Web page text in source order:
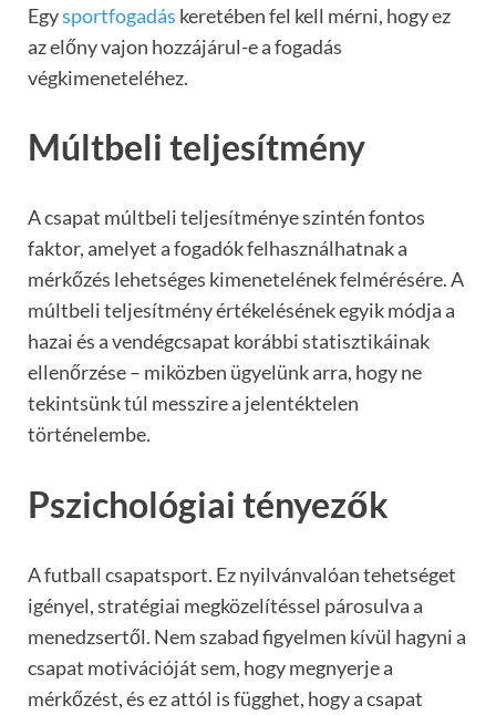
Egysportfogadás keretében fel kell mérni, hogy ez
az előny vajon hozzájárul-e a fogadás
végkimeneteléhez.
Múltbeli teljesítmény
A csapat múltbeli teljesítménye szintén fontos
faktor, amelyet a fogadók felhasználhatnak a
mérkőzés lehetséges kimenetelének felmérésére. A
múltbeli teljesítmény értékelésének egyik módja a
hazai és a vendégcsapat korábbi statisztikáinak
ellenőrzése – miközben ügyelünk arra, hogy ne
tekintsünk túl messzire a jelentéktelen
történelembe.
Pszichológiai tényezők
A futball csapatsport. Ez nyilvánvalóan tehetséget
igényel, stratégiai megközelítéssel párosulva a
menedzsertől. Nem szabad figyelmen kívül hagyni a
csapat motivációját sem, hogy megnyerje a
mérkőzést, és ez attól is függhet, hogy a csapat